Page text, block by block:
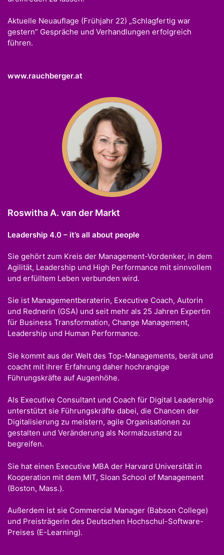
Aktuelle Neuauflage (Frühjahr 22) „Schlagfertig war
gestern” Gespräche und Verhandlungen erfolgreich
führen.
www.rauchberger.at
Roswitha A. van der Markt
Leadership 4.0 – it’s all about people
Sie gehört zum Kreis der Management-Vordenker, in dem
Agilität, Leadership und High Performance mit sinnvollem
und erfülltem Leben verbunden wird.
Sie ist Managementberaterin, Executive Coach, Autorin
und Rednerin (GSA) und seit mehr als 25 Jahren Expertin
für Business Transformation, Change Management,
Leadership und Human Performance.
Sie kommt aus der Welt des Top-Managements, berät und
coacht mit ihrer Erfahrung daher hochrangige
Führungskräfte auf Augenhöhe.
Als Executive Consultant und Coach für Digital Leadership
unterstützt sie Führungskräfte dabei, die Chancen der
Digitalisierung zu meistern, agile Organisationen zu
gestalten und Veränderung als Normalzustand zu
begreifen.
Sie hat einen Executive MBA der Harvard Universität in
Kooperation mit dem MIT, Sloan School of Management
(Boston, Mass.).
Außerdem ist sie Commercial Manager (Babson College)
und Preisträgerin des Deutschen Hochschul-Software-
Preises (E-Learning).